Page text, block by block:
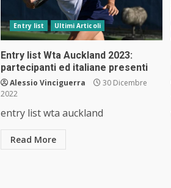
Entry list Ultimi Articoli
Entry list Wta Auckland 2023:
partecipanti ed italiane presenti
Alessio Vinciguerra
30 Dicembre
2022
entry list wta auckland
Read More